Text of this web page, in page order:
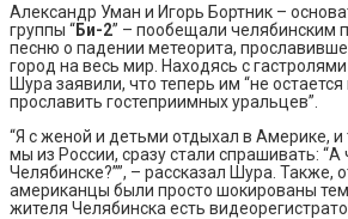
Александр Уман и Игорь Бортник –
группы “Би-2” – пообещали челябинским
песню о падении метеорита,
город на весь мир. Находясь с
Шура заявили, что теперь им “не остается
прославить гостеприимных уральцев”.
“Я с женой и детьми отдыхал в Америке, и
мы из России, сразу стали спрашивать: “А
Челябинске?””, – рассказал Шура. Также,
американцы были просто шокированы
жителя Челябинска есть